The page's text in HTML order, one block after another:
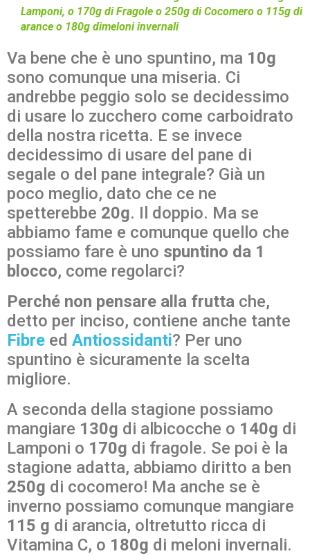
Lamponi, o 170g di Fragole o 250g di Cocomero o 115g di
arance o 180g dimeloni invernali
Va bene che è uno spuntino, ma 10g
sono comunque una miseria. Ci
andrebbe peggio solo se decidessimo
di usare lo zucchero come carboidrato
della nostra ricetta. E se invece
decidessimo di usare del pane di
segale o del pane integrale? Già un
poco meglio, dato che ce ne
spetterebbe 20g. Il doppio. Ma se
abbiamo fame e comunque quello che
possiamo fare è uno spuntino da 1
blocco, come regolarci?
Perché non pensare alla frutta che,
detto per inciso, contiene anche tante
Fibre ed Antiossidanti? Per uno
spuntino è sicuramente la scelta
migliore.
A seconda della stagione possiamo
mangiare 130g di albicocche o 140g di
Lamponi o 170g di fragole. Se poi è la
stagione adatta, abbiamo diritto a ben
250g di cocomero! Ma anche se è
inverno possiamo comunque mangiare
115 g di arancia, oltretutto ricca di
Vitamina C, o 180g di meloni invernali.